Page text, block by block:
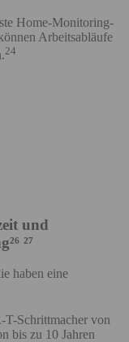
Home-Monitoring-
Arbeitsabläufe
24
und
²⁷
haben eine
Schrittmacher von
bis zu 10 Jahren